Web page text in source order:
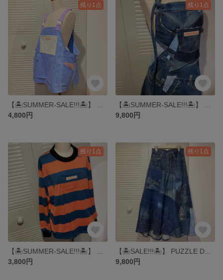
残り1点
4,800円
残り1点
9,800円
残り1点
3,800円
残り1点
9,800円